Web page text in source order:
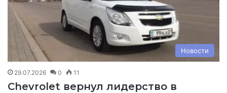
Новости
29.07.2026 0 11
Chevrolet вернул лидерство в